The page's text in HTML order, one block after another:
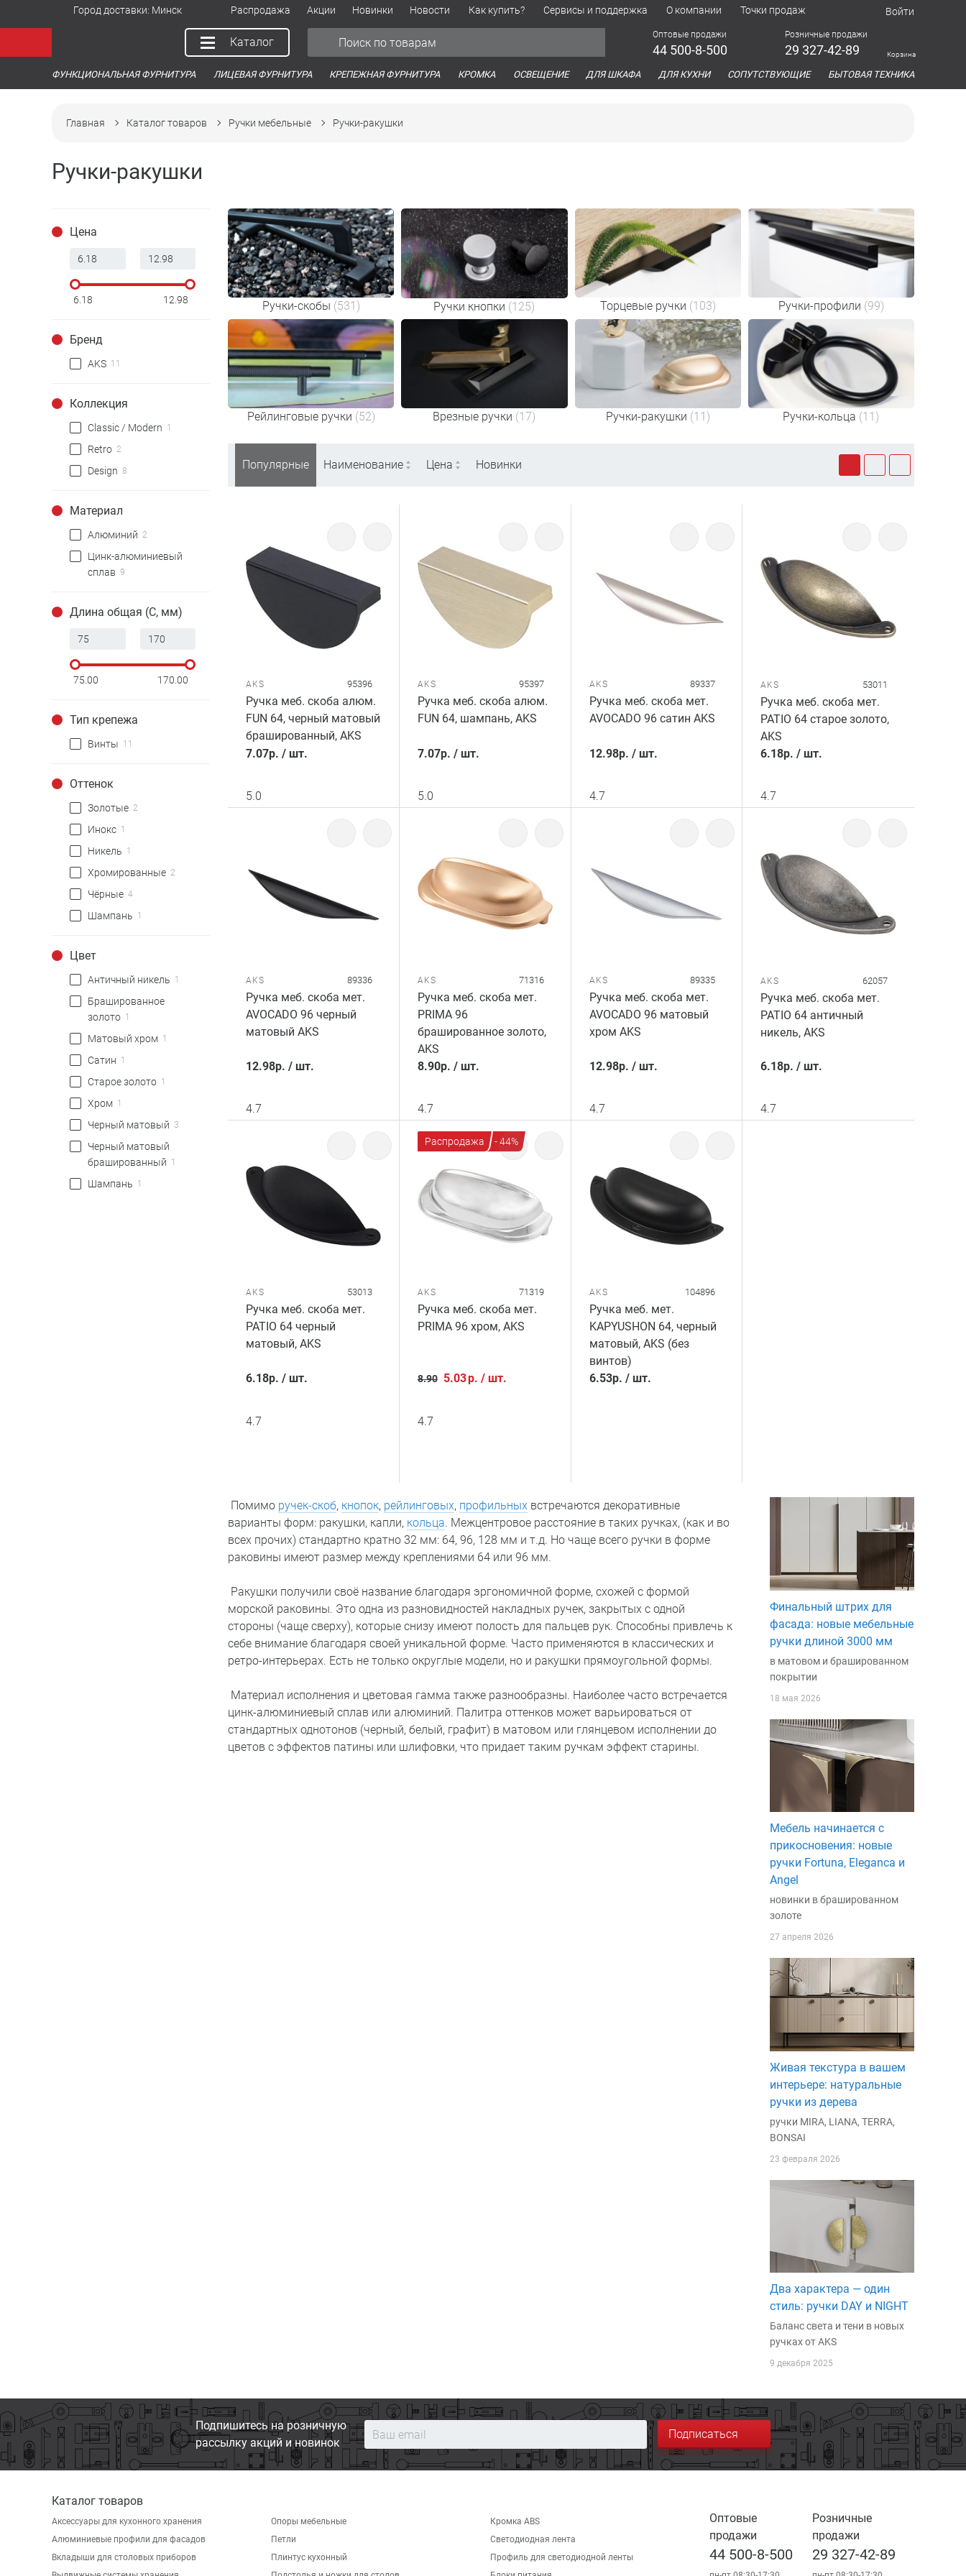
Город доставки: Минск Распродажа Акции Новинки Новости Как купить? Сервисы и поддержка О компании Точки продаж Войти
Каталог
Оптовые продажи
44 500-8-500
Розничные продажи
29 327-42-89 Корзина
ФУНКЦИОНАЛЬНАЯ ФУРНИТУРА ЛИЦЕВАЯ ФУРНИТУРА КРЕПЕЖНАЯ ФУРНИТУРА КРОМКА ОСВЕЩЕНИЕ ДЛЯ ШКАФА ДЛЯ КУХНИ СОПУТСТВУЮЩИЕ БЫТОВАЯ ТЕХНИКА
Главная Каталог товаров Ручки мебельные Ручки-ракушки
Ручки-ракушки
Цена
6.18 12.98
Бренд
AKS 11
Коллекция
Classic / Modern 1
Retro 2
Design 8
Материал
Алюминий 2
Цинк-алюминиевый
сплав 9
Длина общая (С, мм)
75.00 170.00
Тип крепежа
Винты 11
Оттенок
Золотые 2
Инокс 1
Никель 1
Хромированные 2
Чёрные 4
Шампань 1
Цвет
Античный никель 1
Брашированное
золото 1
Матовый хром 1
Сатин 1
Старое золото 1
Хром 1
Черный матовый 3
Черный матовый
брашированный 1
Шампань 1
Ручки-скобы (531) Ручки кнопки (125) Торцевые ручки (103) Ручки-профили (99)
Рейлинговые ручки (52) Врезные ручки (17) Ручки-ракушки (11) Ручки-кольца (11)
Популярные Наименование Цена Новинки
AKS 95396
Ручка меб. скоба алюм.
FUN 64, черный матовый
брашированный, AKS
7.07р. / шт.
5.0
AKS 95397
Ручка меб. скоба алюм.
FUN 64, шампань, AKS
7.07р. / шт.
5.0
AKS 89337
Ручка меб. скоба мет.
AVOCADO 96 сатин AKS
12.98р. / шт.
4.7
AKS 53011
Ручка меб. скоба мет.
PATIO 64 старое золото,
AKS
6.18р. /шт.
4.7
AKS 89336
Ручка меб. скоба мет.
AVOCADO 96 черный
матовый AKS
12.98р. / шт.
4.7
AKS 71316
Ручка меб. скоба мет.
PRIMA 96
брашированное золото,
AKS
8.90р. / шт.
4.7
AKS 89335
Ручка меб. скоба мет.
AVOCADO 96 матовый
хром AKS
12.98р. / шт.
4.7
AKS 62057
Ручка меб. скоба мет.
PATIO 64 античный
никель, AKS
6.18р. /шт.
4.7
AKS 53013
Ручка меб. скоба мет.
PATIO 64 черный
матовый, AKS
6.18р. / шт.
4.7
Распродажа - 44%
AKS 71319
Ручка меб. скоба мет.
PRIMA 96 хром, AKS
8.90 5.03р. / шт.
4.7
AKS 104896
Ручка меб. мет.
KAPYUSHON 64, черный
матовый, AKS (без
винтов)
6.53р. / шт.
Помимо ручек-скоб, кнопок, рейлинговых, профильных встречаются декоративные
варианты форм: ракушки, капли, кольца. Межцентровое расстояние в таких ручках, (как и во
всех прочих) стандартно кратно 32 мм: 64, 96, 128 мм и т.д. Но чаще всего ручки в форме
раковины имеют размер между креплениями 64 или 96 мм.
Ракушки получили своё название благодаря эргономичной форме, схожей с формой
морской раковины. Это одна из разновидностей накладных ручек, закрытых с одной
стороны (чаще сверху), которые снизу имеют полость для пальцев рук. Способны привлечь к
себе внимание благодаря своей уникальной форме. Часто применяются в классических и
ретро-интерьерах. Есть не только округлые модели, но и ракушки прямоугольной формы.
Материал исполнения и цветовая гамма также разнообразны. Наиболее часто встречается
цинк-алюминиевый сплав или алюминий. Палитра оттенков может варьироваться от
стандартных однотонов (черный, белый, графит) в матовом или глянцевом исполнении до
цветов с эффектов патины или шлифовки, что придает таким ручкам эффект старины.
Финальный штрих для
фасада: новые мебельные
ручки длиной 3000 мм
в матовом и брашированном
покрытии
18 мая 2026
Мебель начинается с
прикосновения: новые
ручки Fortuna, Eleganca и
Angel
новинки в брашированном
золоте
27 апреля 2026
Живая текстура в вашем
интерьере: натуральные
ручки из дерева
ручки MIRA, LIANA, TERRA,
BONSAI
23 февраля 2026
Два характера — один
стиль: ручки DAY и NIGHT
Баланс света и тени в новых
ручках от AKS
9 декабря 2025
Подпишитесь на розничную
рассылку акций и новинок
Подписаться
Каталог товаров
Аксессуары для кухонного хранения
Алюминиевые профили для фасадов
Вкладыши для столовых приборов
Опоры мебельные
Петли
Плинтус кухонный
Кромка ABS
Светодиодная лента
Профиль для светодиодной ленты
Оптовые
продажи
44 500-8-500
Розничные
продажи
29 327-42-89